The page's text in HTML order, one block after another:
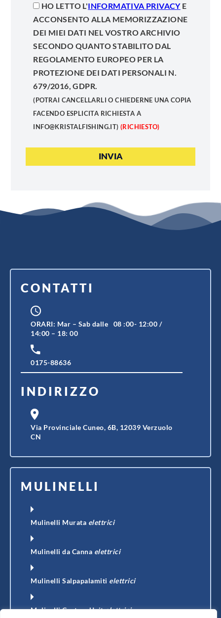
HO LETTO L'INFORMATIVA PRIVACYE
ACCONSENTO ALLA MEMORIZZAZIONE
DEI MIEI DATI NEL VOSTRO ARCHIVIO
SECONDO QUANTO STABILITO DAL
REGOLAMENTO EUROPEO PER LA
PROTEZIONE DEI DATI PERSONALI N.
679/2016, GDPR.
(POTRAI CANCELLARLI O CHIEDERNE UNA COPIA
FACENDO ESPLICITA RICHIESTA A
INFO@KRISTALFISHING.IT) (RICHIESTO)
CONTATTI
ORARI: Mar – Sab dalle 08 :00- 12:00 /
14:00 – 18: 00
0175-88636
INDIRIZZO
Via Provinciale Cuneo, 6B, 12039 Verzuolo
CN
MULINELLI
Mulinelli Murata elettrici
Mulinelli da Canna elettrici
Mulinelli Salpapalamiti elettrici
Mulinelli Custom Unitelettrici